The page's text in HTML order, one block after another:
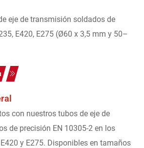
eje de transmisión soldados de
E420, E275 (Ø60 x 3,5 mm y 50–
con nuestros tubos de eje de
de precisión EN 10305-2 en los
y E275. Disponibles en tamaños